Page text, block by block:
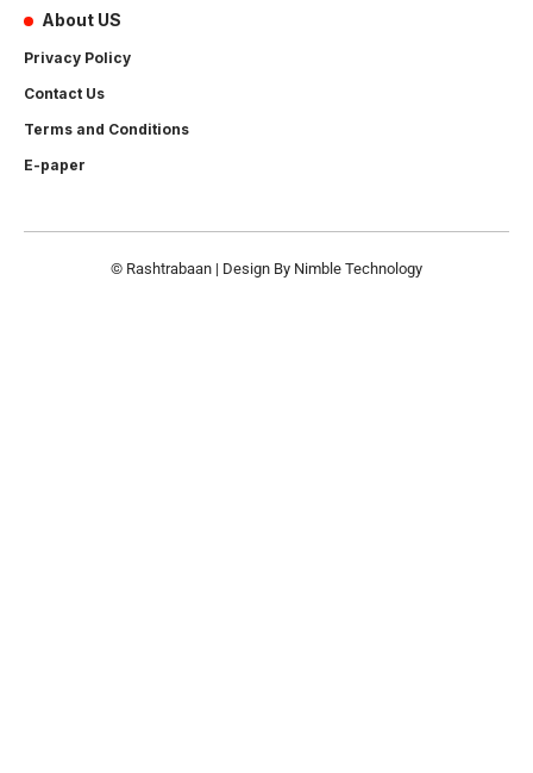
About US
Privacy Policy
Contact Us
Terms and Conditions
E-paper
© Rashtrabaan | Design By Nimble Technology